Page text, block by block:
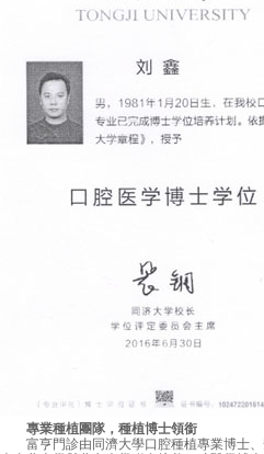
專業種植團隊，種植博士領銜
富亨門診由同濟大學口腔種植專業博士、